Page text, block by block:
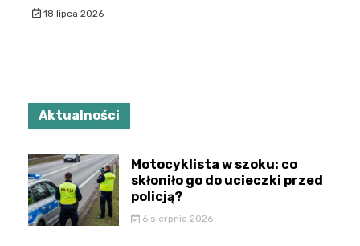
18 lipca 2026
Aktualności
Motocyklista w szoku: co
skłoniło go do ucieczki przed
policją?
6 sierpnia 2026